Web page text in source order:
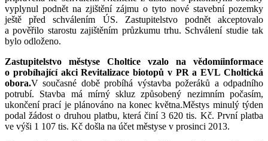
vyplynul podnět na zjištění zájmu o tyto nové stavební pozemky
ještě před schválením ÚS. Zastupitelstvo podnět akceptovalo
a pověřilo starostu zajištěním průzkumu trhu. Schválení studie tak
bylo odloženo.
Zastupitelstvo městyse Choltice vzalo na vědomíinformace
o probíhající akci Revitalizace biotopů v PR a EVL Choltická
obora.V současné době probíhá výstavba požeráků a odpadního
potrubí. Stavba má mírný skluz způsobený nezimním počasím,
ukončení prací je plánováno na konec května.Městys minulý týden
podal žádost o druhou platbu, která činí 3 620 tis. Kč. První platba
ve výši 1 107 tis. Kč došla na účet městyse v prosinci 2013.